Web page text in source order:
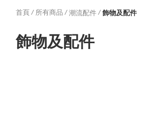
首頁 / 所有商品 / 潮流配件 / 飾物及配件
飾物及配件